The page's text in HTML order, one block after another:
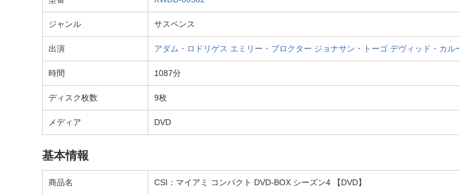
ジャンル サスペンス
出演 アダム・ロドリゲス エミリー・プロクター ジョナサン・トーゴ デヴィッド・カル
時間 1087分
ディスク枚数 9枚
メディア DVD
基本情報
商品名 CSI：マイアミ コンパクト DVD-BOX シーズン4 【DVD】